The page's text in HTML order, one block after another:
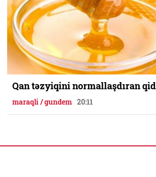
Qan təzyiqini normallaşdıran
maraqli / gundem 20:11